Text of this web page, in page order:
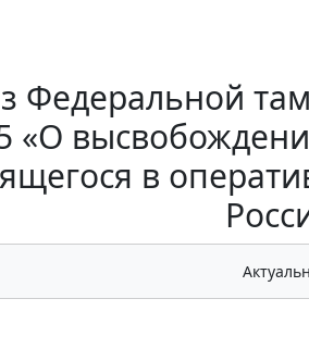
Федеральной
«О
в